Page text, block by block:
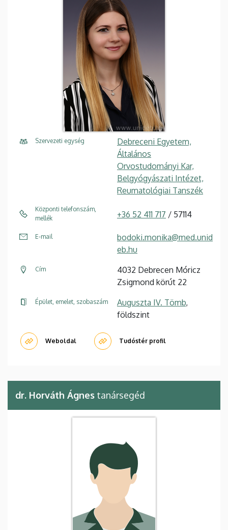
Szervezeti egység
Debreceni Egyetem,
Általános
Orvostudományi Kar,
Belgyógyászati Intézet,
Reumatológiai Tanszék
Központi telefonszám,
mellék
+36 52 411 717 / 57114
E-mail
bodoki.monika@med.unid
eb.hu
Cím
4032 Debrecen Móricz
Zsigmond körút 22
Épület, emelet, szobaszám Auguszta IV. Tömb,
földszint
Weboldal Tudóstér profil
dr. Horváth Ágnes tanársegéd